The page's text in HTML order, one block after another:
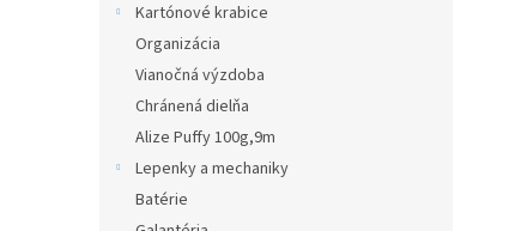
Kartónové krabice
Organizácia
Vianočná výzdoba
Chránená dielňa
Alize Puffy 100g,9m
Lepenky a mechaniky
Batérie